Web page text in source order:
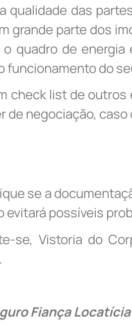
qualidade das
grande parte dos
quadro de
funcionamento do
check list de
de negociação,
se a
possíveis
se, Vistoria do
Fiança Locatícia